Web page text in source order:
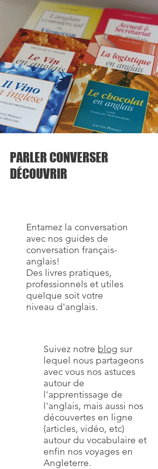
PARLER CONVERSER
DÉCOUVRIR
Entamez la conversation
avec nos guides de
conversation français-
anglais!
Des livres pratiques,
professionnels et utiles
quelque soit votre
niveau d'anglais.
Suivez notre blog sur
lequel nous partageons
avec vous nos astuces
autour de
l'apprentissage de
l'anglais, mais aussi nos
découvertes en ligne
(articles, vidéo, etc)
autour du vocabulaire et
enfin nos voyages en
Angleterre.